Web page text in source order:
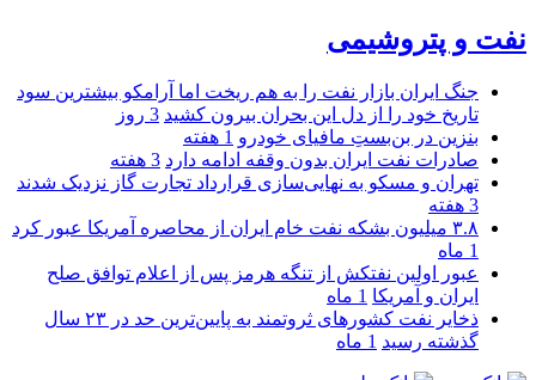
نفت و پتروشیمی
جنگ ایران بازار نفت را به هم ریخت اما آرامکو بیشترین سود
تاریخ خود را از دل این بحران بیرون کشید 3 روز
بنزین در بن‌بستِ مافیای خودرو 1 هفته
صادرات نفت ایران بدون وقفه ادامه دارد 3 هفته
تهران و مسکو به نهایی‌سازی قرارداد تجارت گاز نزدیک شدند
3 هفته
۳.۸ میلیون بشکه نفت خام ایران از محاصره آمریکا عبور کرد
1 ماه
عبور اولین نفتکش از تنگه هرمز پس از اعلام توافق صلح
ایران و آمریکا 1 ماه
ذخایر نفت کشورهای ثروتمند به پایین‌ترین حد در ۲۳ سال
گذشته رسید 1 ماه